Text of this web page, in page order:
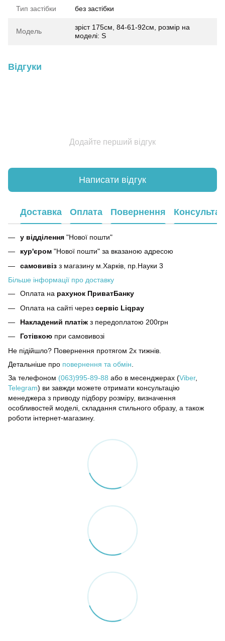
Тип застібки без застібки
Модель
зріст 175см, 84-61-92см, розмір на
моделі: S
Відгуки
Додайте перший відгук
Написати відгук
Доставка Оплата Повернення
у відділення "Нової пошти"
кур'єром "Нової пошти" за вказаною адресою
самовивіз з магазину м.Харків, пр.Науки 3
Більше інформації про доставку
Оплата на рахунок ПриватБанку
Оплата на сайті через сервіс Liqpay
Накладений платіж з передоплатою 200грн
Готівкою при самовивозі
Не підійшло? Повернення протягом 2х тижнів.
Детальніше про повернення та обмін
За телефоном (063)995-89-88 або в месенджерах (Viber,
Telegram) ви завжди можете отримати консультацію
менеджера з приводу підбору розміру, визначення
особливостей моделі, складання стильного образу, а також
роботи інтернет-магазину.